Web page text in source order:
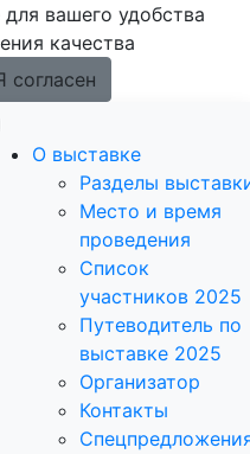
вашего удобства
качества
согласен
О выставке
Разделы
Место и время
проведения
Список
участников 2025
Путеводитель по
выставке 2025
Организатор
Контакты